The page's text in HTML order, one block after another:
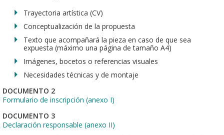
Trayectoria artística (CV)
Conceptualización de la propuesta
Texto que acompañará la pieza en caso de que sea
expuesta (máximo una página de tamaño A4)
Imágenes, bocetos o referencias visuales
Necesidades técnicas y de montaje
DOCUMENTO 2
Formulario de inscripción (anexo I)
DOCUMENTO 3
Declaración responsable (anexo II)